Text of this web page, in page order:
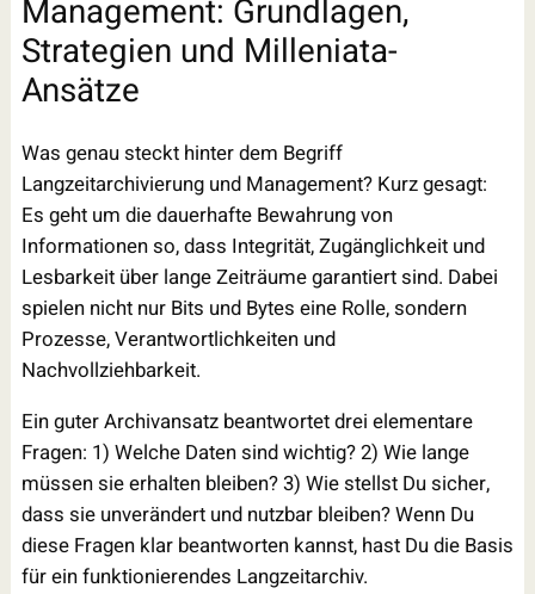
Management: Grundlagen,
Strategien und Milleniata-
Ansätze
Was genau steckt hinter dem Begriff
Langzeitarchivierung und Management? Kurz gesagt:
Es geht um die dauerhafte Bewahrung von
Informationen so, dass Integrität, Zugänglichkeit und
Lesbarkeit über lange Zeiträume garantiert sind. Dabei
spielen nicht nur Bits und Bytes eine Rolle, sondern
Prozesse, Verantwortlichkeiten und
Nachvollziehbarkeit.
Ein guter Archivansatz beantwortet drei elementare
Fragen: 1) Welche Daten sind wichtig? 2) Wie lange
müssen sie erhalten bleiben? 3) Wie stellst Du sicher,
dass sie unverändert und nutzbar bleiben? Wenn Du
diese Fragen klar beantworten kannst, hast Du die Basis
für ein funktionierendes Langzeitarchiv.